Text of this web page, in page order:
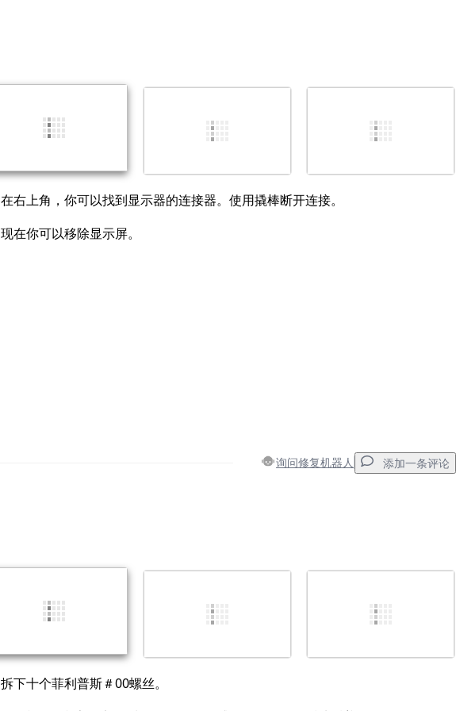
在右上角，你可以找到显示器的连接器。使用撬棒断开连接。
现在你可以移除显示屏。
询问修复机器人 添加一条评论
发帖评论
拆下十个菲利普斯＃00螺丝。